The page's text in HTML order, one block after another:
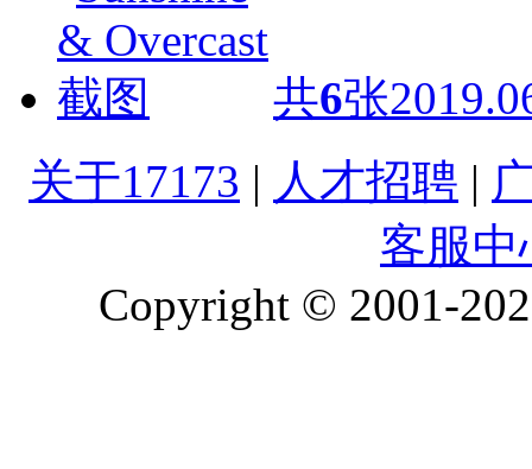
共6张
关于17173 | 人才招聘 |
客服中
Copyright © 2001-